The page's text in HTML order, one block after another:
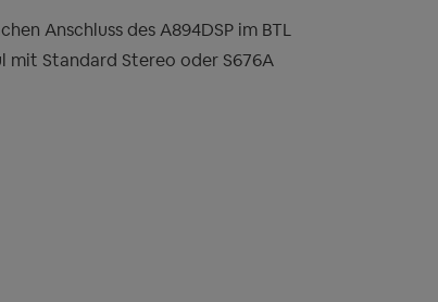
Anschluss des A894DSP im BTL
mit Standard Stereo oder S676A